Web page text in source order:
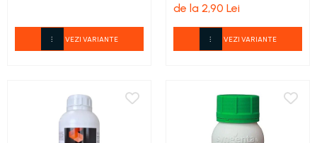
VEZI VARIANTE
de la 2,90 Lei
VEZI VARIANTE